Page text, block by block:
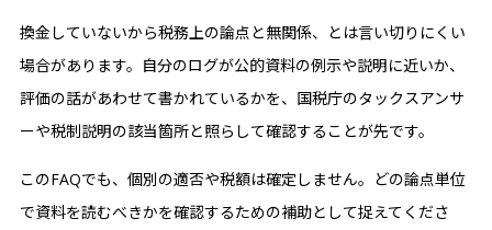
換金していないから税務上の論点と無関係、とは言い切りにくい
場合があります。自分のログが公的資料の例示や説明に近いか、
評価の話があわせて書かれているかを、国税庁のタックスアンサ
ーや税制説明の該当箇所と照らして確認することが先です。
このFAQでも、個別の適否や税額は確定しません。どの論点単位
で資料を読むべきかを確認するための補助として捉えてくださ